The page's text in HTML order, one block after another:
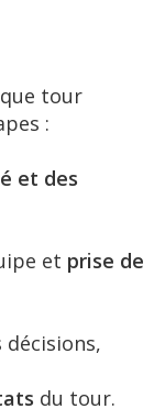
tour
:
et des
et prise de
décisions,
du tour.